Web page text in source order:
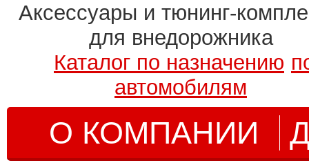
Аксессуары и тюнинг-
для внедорожника
Каталог по назначению
автомобилям
О КОМПАНИИ